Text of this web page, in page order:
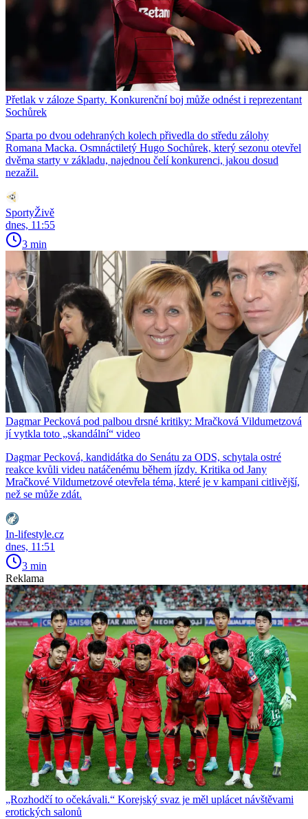
Přetlak v záloze Sparty. Konkurenční boj může odnést i reprezentant
Sochůrek
Sparta po dvou odehraných kolech přivedla do středu zálohy
Romana Macka. Osmnáctiletý Hugo Sochůrek, který sezonu otevřel
dvěma starty v základu, najednou čelí konkurenci, jakou dosud
nezažil.
SportyŽivě
dnes, 11:55
3 min
Dagmar Pecková pod palbou drsné kritiky: Mračková Vildumetzová
jí vytkla toto „skandální“ video
Dagmar Pecková, kandidátka do Senátu za ODS, schytala ostré
reakce kvůli videu natáčenému během jízdy. Kritika od Jany
Mračkové Vildumetzové otevřela téma, které je v kampani citlivější,
než se může zdát.
In-lifestyle.cz
dnes, 11:51
3 min
Reklama
„Rozhodčí to očekávali.“ Korejský svaz je měl uplácet návštěvami
erotických salonů